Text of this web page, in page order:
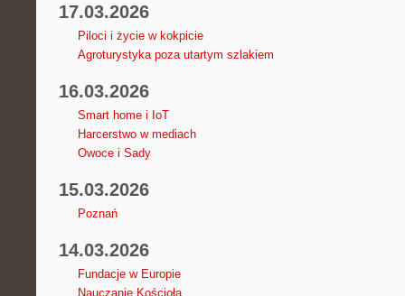
17.03.2026
Piloci i życie w kokpicie
Agroturystyka poza utartym szlakiem
16.03.2026
Smart home i IoT
Harcerstwo w mediach
Owoce i Sady
15.03.2026
Poznań
14.03.2026
Fundacje w Europie
Nauczanie Kościoła